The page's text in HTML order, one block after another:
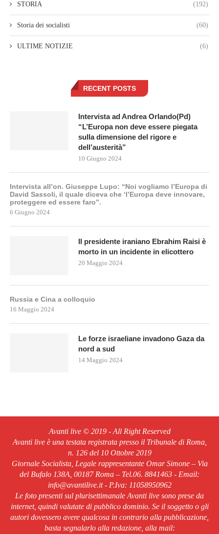
STORIA (192)
Storia dei socialisti (60)
ULTIME NOTIZIE (6)
RECENT POSTS
Intervista ad Andrea Orlando(Pd)
“L’Europa non deve essere piegata
sulla dimensione del rigore e
dell’austerità”
10 Giugno 2024
Intervista all’on. Giuseppe Lupo: “Noi vogliamo l’Europa di
David Sassoli, il quale diceva che ‘l’Europa deve innovare,
proteggere ed essere faro”.
6 Giugno 2024
Il presidente iraniano Ebrahim Raisi è
morto in un incidente in elicottero
20 Maggio 2024
Russia e Cina a colloquio
16 Maggio 2024
Le forze israeliane invadono Gaza da
nord a sud
14 Maggio 2024
Avanti live © 2019 - All Right Reserved
Avanti live è una testata registrata presso il Tribunale di Roma,
n. 126 del 10 Ottobre 2019
Giornale Socialista, Legale rappresentante Omar Simone – Via
del Bufalo 138A, 00187 Roma – Tel.06. 8841463 - Email:
info@avantilive.it - P.Iva: 11058950962
Le foto presenti sul plurisettimanale Avanti live sono prese da
internet, quindi valutate di pubblico dominio. Se il soggetto o gli
autori dovessero avere qualcosa in contrario alla pubblicazione,
basta segnalarlo alla redazione, alla mail: